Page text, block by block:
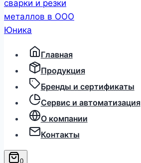
Главная
Продукция
Бренды и сертификаты
Сервис и автоматизация
О компании
Контакты
0